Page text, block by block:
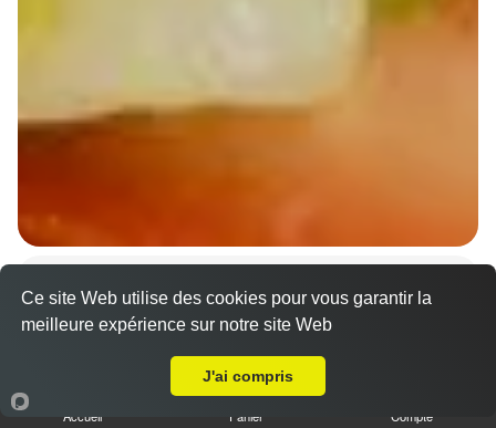
8.50 €
Accueil Panier Compte
Ce site Web utilise des cookies pour vous garantir la
meilleure expérience sur notre site Web
J'ai compris